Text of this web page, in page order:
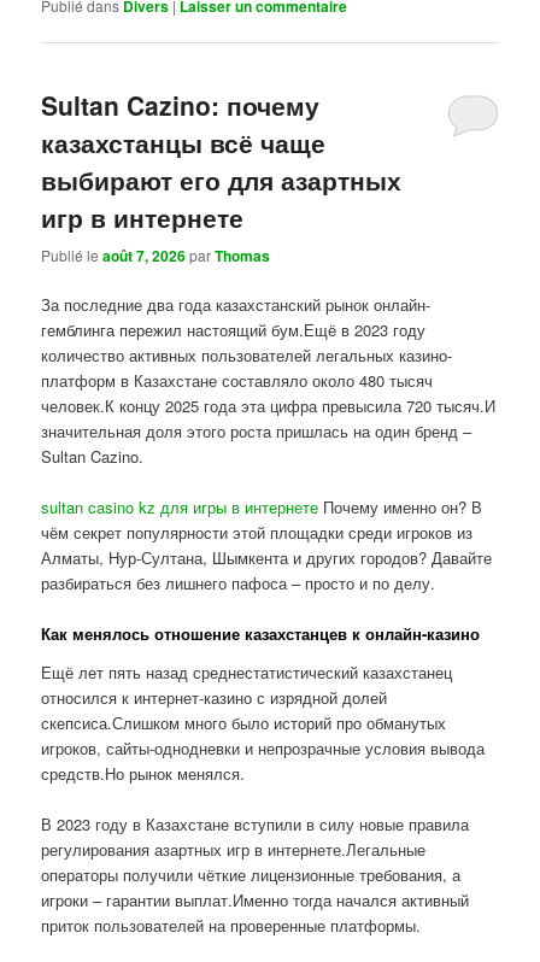
Publié dans Divers | Laisser un commentaire
Sultan Cazino: почему
казахстанцы всё чаще
выбирают его для азартных
игр в интернете
Publié leaoût 7, 2026parThomas
За последние два года казахстанский рынок онлайн-
гемблинга пережил настоящий бум.Ещё в 2023 году
количество активных пользователей легальных казино-
платформ в Казахстане составляло около 480 тысяч
человек.К концу 2025 года эта цифра превысила 720 тысяч.И
значительная доля этого роста пришлась на один бренд –
Sultan Cazino.
sultan casino kz для игры в интернете Почему именно он? В
чём секрет популярности этой площадки среди игроков из
Алматы, Нур-Султана, Шымкента и других городов? Давайте
разбираться без лишнего пафоса – просто и по делу.
Как менялось отношение казахстанцев к онлайн-казино
Ещё лет пять назад среднестатистический казахстанец
относился к интернет-казино с изрядной долей
скепсиса.Слишком много было историй про обманутых
игроков, сайты-однодневки и непрозрачные условия вывода
средств.Но рынок менялся.
В 2023 году в Казахстане вступили в силу новые правила
регулирования азартных игр в интернете.Легальные
операторы получили чёткие лицензионные требования, а
игроки – гарантии выплат.Именно тогда начался активный
приток пользователей на проверенные платформы.